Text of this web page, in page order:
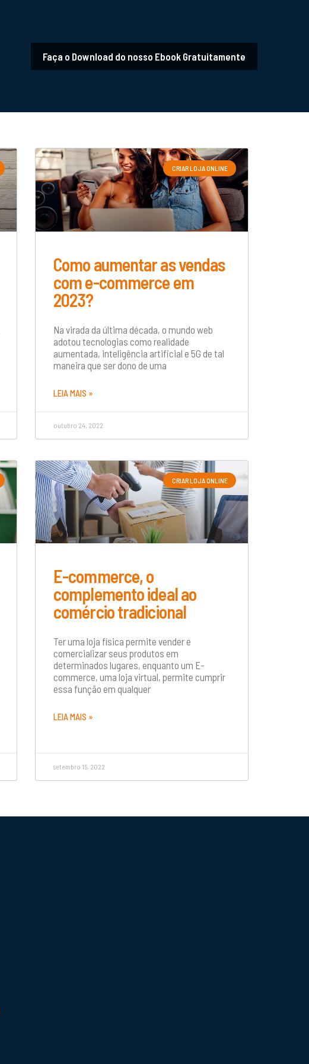
Faça o Download do nosso Ebook Gratuitamente
CRIAR LOJA ONLINE
Como aumentar as vendas
com e-commerce em
2023?
Na virada da última década, o mundo web
adotou tecnologias como realidade
aumentada, inteligência artificial e 5G de tal
maneira que ser dono de uma
LEIA MAIS »
outubro 24, 2022
CRIAR LOJA ONLINE
E-commerce, o
complemento ideal ao
comércio tradicional
Ter uma loja física permite vender e
comercializar seus produtos em
determinados lugares, enquanto um E-
commerce, uma loja virtual, permite cumprir
essa função em qualquer
LEIA MAIS »
setembro 15, 2022